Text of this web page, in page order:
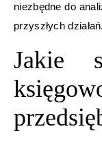
niezbędne do
przyszłych działań.
Jakie